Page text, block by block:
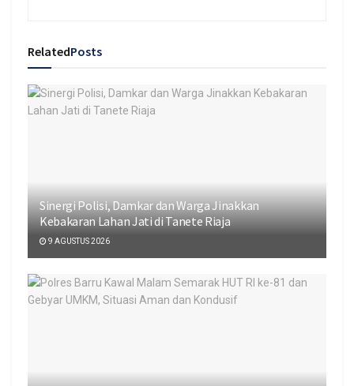
RelatedPosts
Sinergi Polisi, Damkar dan Warga Jinakkan
Kebakaran Lahan Jati di Tanete Riaja
9 AGUSTUS 2026